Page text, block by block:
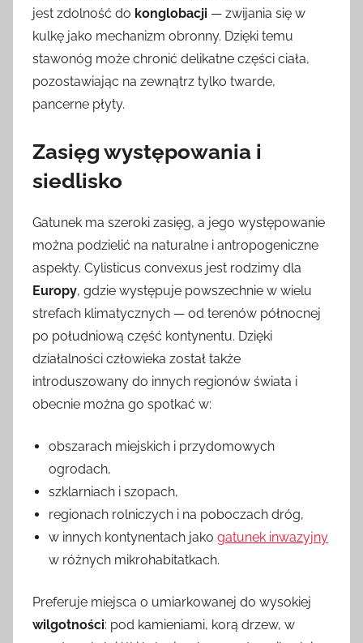
jest zdolność do konglobacji — zwijania się w
kulkę jako mechanizm obronny. Dzięki temu
stawonóg może chronić delikatne części ciała,
pozostawiając na zewnątrz tylko twarde,
pancerne płyty.
Zasięg występowania i
siedlisko
Gatunek ma szeroki zasięg, a jego występowanie
można podzielić na naturalne i antropogeniczne
aspekty. Cylisticus convexus jest rodzimy dla
Europy, gdzie występuje powszechnie w wielu
strefach klimatycznych — od terenów północnej
po południową część kontynentu. Dzięki
działalności człowieka został także
introduszowany do innych regionów świata i
obecnie można go spotkać w:
obszarach miejskich i przydomowych
ogrodach,
szklarniach i szopach,
regionach rolniczych i na poboczach dróg,
w innych kontynentach jako gatunek inwazyjny
w różnych mikrohabitatkach.
Preferuje miejsca o umiarkowanej do wysokiej
wilgotności: pod kamieniami, korą drzew, w